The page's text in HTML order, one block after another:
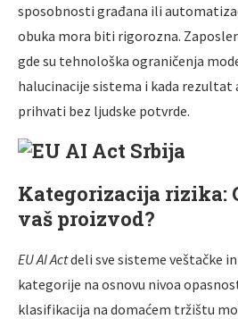
sposobnosti građana ili
obuka mora biti rigorozna.
gde su tehnološka ograničenja
halucinacije sistema i kada rezultat
prihvati bez ljudske potvrde.
Kategorizacija rizika:
vaš proizvod?
EU AI Actdeli sve sisteme veštačke
kategorije na osnovu nivoa
klasifikacija na domaćem tržištu